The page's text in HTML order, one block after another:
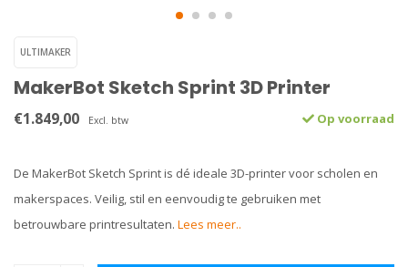
ULTIMAKER
MakerBot Sketch Sprint 3D Printer
€1.849,00 Excl. btw Op voorraad
De MakerBot Sketch Sprint is dé ideale 3D-printer voor scholen en
makerspaces. Veilig, stil en eenvoudig te gebruiken met
betrouwbare printresultaten. Lees meer..